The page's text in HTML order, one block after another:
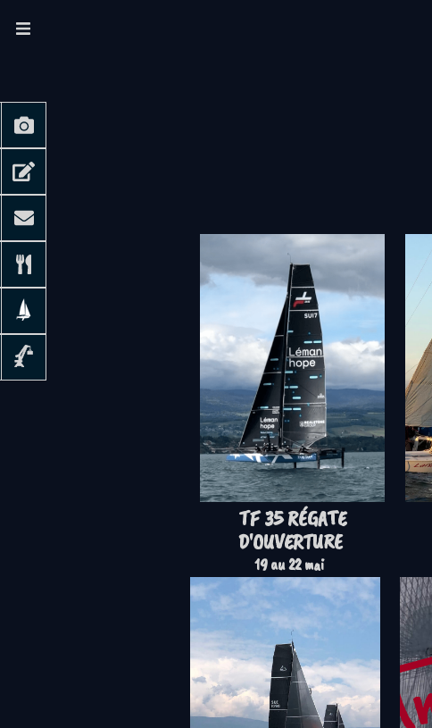
TF 35 RÉGATE
D'OUVERTURE
19 au 22 mai